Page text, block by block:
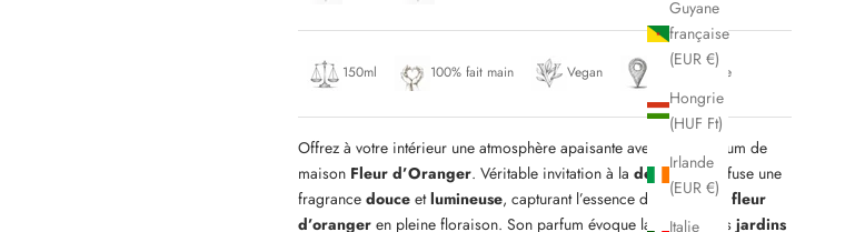
Guyane
française
(EUR €)
Hongrie
(HUF Ft)
Irlande
(EUR €)
Italie
150ml 100% fait main Vegan Fait en Corse
Offrez à votre intérieur une atmosphère apaisante avec notre parfum de
maison Fleur d’Oranger. Véritable invitation à ladétente, il diffuse une
fragrancedouce etlumineuse, capturant l’essence délicate de lafleur
d’oranger en pleine floraison. Son parfum évoque la chaleur desjardins